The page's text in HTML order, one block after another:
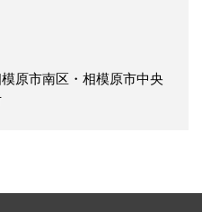
原市南区・相模原市中央